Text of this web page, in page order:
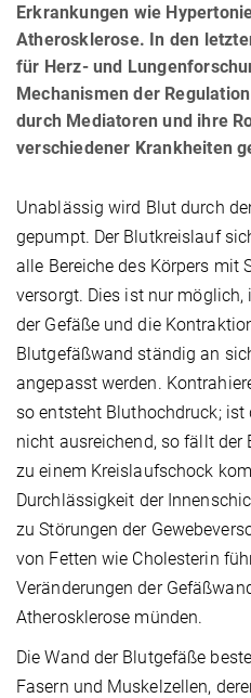
Erkrankungen wie
Atherosklerose. In den
für Herz- und
Mechanismen der
durch Mediatoren und ihre
verschiedener Krankheiten
Unablässig wird Blut durch
gepumpt. Der Blutkreislauf
alle Bereiche des Körpers mit
versorgt. Dies ist nur
der Gefäße und die
Blutgefäßwand ständig an
angepasst werden.
so entsteht Bluthochdruck;
nicht ausreichend, so fällt der
zu einem Kreislaufschock
Durchlässigkeit der
zu Störungen der
von Fetten wie Cholesterin
Veränderungen der
Atherosklerose münden.
Die Wand der Blutgefäße
Fasern und Muskelzellen,